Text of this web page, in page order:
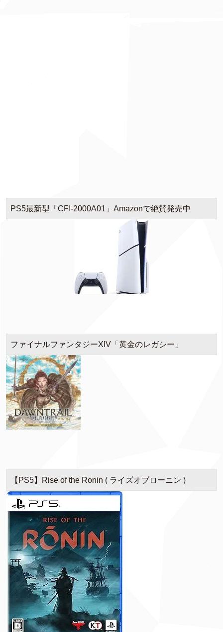
PS5最新型「CFI-2000A01」Amazonで絶賛発売中
ファイナルファンタジーXIV「黄金のレガシー」
【PS5】Rise of the Ronin ( ライズオブローニン )